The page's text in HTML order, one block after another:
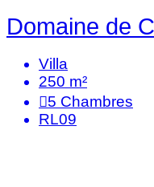
Domaine de
Villa
250 m²
5 Chambres
RL09